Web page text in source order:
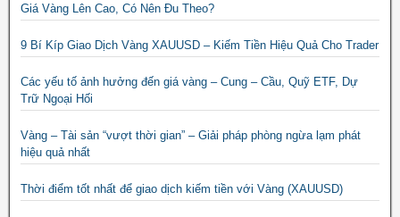
Giá Vàng Lên Cao, Có Nên Đu Theo?
9 Bí Kíp Giao Dịch Vàng XAUUSD – Kiếm Tiền Hiệu Quả Cho Trader
Các yếu tố ảnh hưởng đến giá vàng – Cung – Cầu, Quỹ ETF, Dự
Trữ Ngoại Hối
Vàng – Tài sản “vượt thời gian” – Giải pháp phòng ngừa lạm phát
hiệu quả nhất
Thời điểm tốt nhất để giao dịch kiếm tiền với Vàng (XAUUSD)